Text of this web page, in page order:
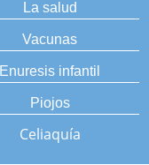
La salud
Vacunas
Enuresis infantil
Piojos
Celiaquía